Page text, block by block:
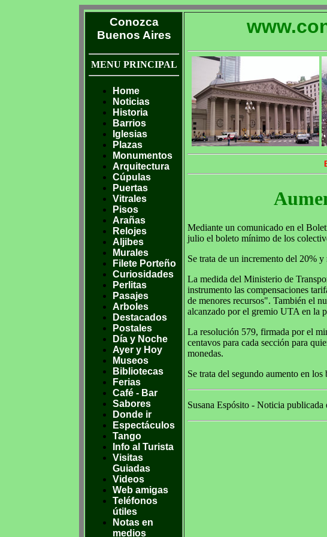
Conozca
Buenos Aires
MENU PRINCIPAL
Home
Noticias
Historia
Barrios
Iglesias
Plazas
Monumentos
Arquitectura
Cúpulas
Puertas
Vitrales
Pisos
Arañas
Relojes
Aljibes
Murales
Filete Porteño
Curiosidades
Perlitas
Pasajes
Arboles
Destacados
Postales
Día y Noche
Ayer y Hoy
Museos
Bibliotecas
Ferias
Café - Bar
Sabores
Donde ir
Espectáculos
Tango
Info al Turista
Visitas
Guiadas
Videos
Web amigas
Teléfonos
útiles
Notas en
medios
Mediante un comunicado en el
julio el boleto mínimo de los
Se trata de un incremento del 20% y
La medida del Ministerio de
instrumento las compensaciones
de menores recursos". También el
alcanzado por el gremio UTA en la
La resolución 579, firmada por el
centavos para cada sección para
monedas.
Se trata del segundo aumento en
Susana Espósito - Noticia